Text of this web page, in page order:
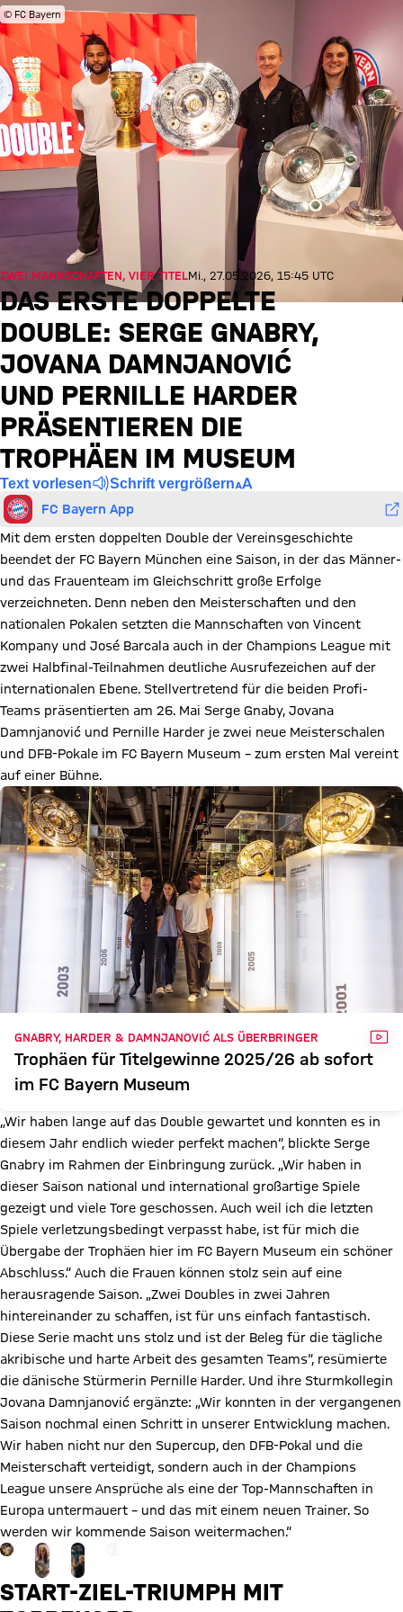
© FC Bayern
ZWEI MANNSCHAFTEN, VIER TITELMi., 27.05.2026, 15:45 UTC
DAS ERSTE DOPPELTE
DOUBLE: SERGE GNABRY,
JOVANA DAMNJANOVIĆ
UND PERNILLE HARDER
PRÄSENTIEREN DIE
TROPHÄEN IM MUSEUM
Text vorlesen Schrift vergrößern
FC Bayern App
Mit dem ersten doppelten Double der Vereinsgeschichte
beendet der FC Bayern München eine Saison, in der das Männer-
und das Frauenteam im Gleichschritt große Erfolge
verzeichneten. Denn neben den Meisterschaften und den
nationalen Pokalen setzten die Mannschaften von Vincent
Kompany und José Barcala auch in der Champions League mit
zwei Halbfinal-Teilnahmen deutliche Ausrufezeichen auf der
internationalen Ebene. Stellvertretend für die beiden Profi-
Teams präsentierten am 26. Mai Serge Gnaby, Jovana
Damnjanović und Pernille Harder je zwei neue Meisterschalen
und DFB-Pokale im FC Bayern Museum – zum ersten Mal vereint
auf einer Bühne.
GNABRY, HARDER & DAMNJANOVIĆ ALS ÜBERBRINGER
Trophäen für Titelgewinne 2025/26 ab sofort
im FC Bayern Museum
„Wir haben lange auf das Double gewartet und konnten es in
diesem Jahr endlich wieder perfekt machen“, blickte Serge
Gnabry im Rahmen der Einbringung zurück. „Wir haben in
dieser Saison national und international großartige Spiele
gezeigt und viele Tore geschossen. Auch weil ich die letzten
Spiele verletzungsbedingt verpasst habe, ist für mich die
Übergabe der Trophäen hier im FC Bayern Museum ein schöner
Abschluss.“ Auch die Frauen können stolz sein auf eine
herausragende Saison. „Zwei Doubles in zwei Jahren
hintereinander zu schaffen, ist für uns einfach fantastisch.
Diese Serie macht uns stolz und ist der Beleg für die tägliche
akribische und harte Arbeit des gesamten Teams“, resümierte
die dänische Stürmerin Pernille Harder. Und ihre Sturmkollegin
Jovana Damnjanović ergänzte: „Wir konnten in der vergangenen
Saison nochmal einen Schritt in unserer Entwicklung machen.
Wir haben nicht nur den Supercup, den DFB-Pokal und die
Meisterschaft verteidigt, sondern auch in der Champions
League unsere Ansprüche als eine der Top-Mannschaften in
Europa untermauert – und das mit einem neuen Trainer. So
werden wir kommende Saison weitermachen.“
Gehe zu Gallerie Seite: zur Galerie
START-ZIEL-TRIUMPH MIT